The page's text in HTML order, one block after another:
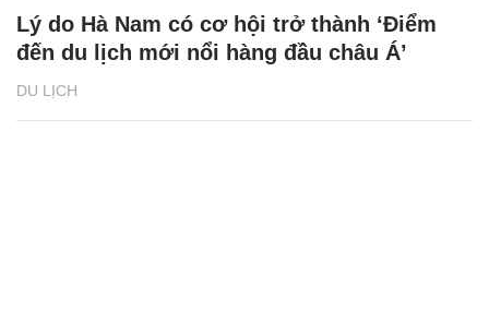
DU LỊCH
Lý do Hà Nam có cơ hội trở thành ‘Điểm
đến du lịch mới nổi hàng đầu châu Á’